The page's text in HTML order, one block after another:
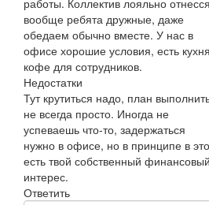
работы. Коллектив лояльно
вообще ребята дружные, даже
обедаем обычно вместе. У нас в
офисе хорошие условия, есть
кофе для сотрудников.
Недостатки
Тут крутиться надо, план
не всегда просто. Иногда не
успеваешь что-то, задержаться
нужно в офисе, но в принципе в
есть твой собственный финансовый
интерес.
Ответить